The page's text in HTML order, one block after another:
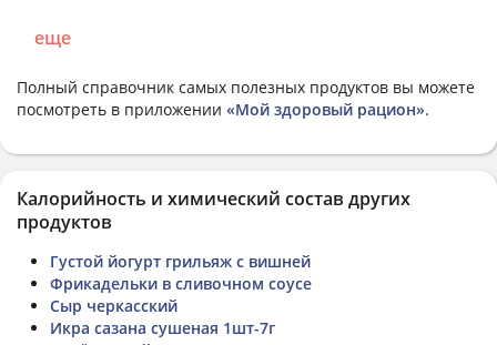
еще
Полный справочник самых полезных продуктов вы можете
посмотреть в приложении «Мой здоровый рацион».
Калорийность и химический состав других
продуктов
Густой йогурт грильяж с вишней
Фрикадельки в сливочном соусе
Сыр черкасский
Икра сазана сушеная 1шт-7г